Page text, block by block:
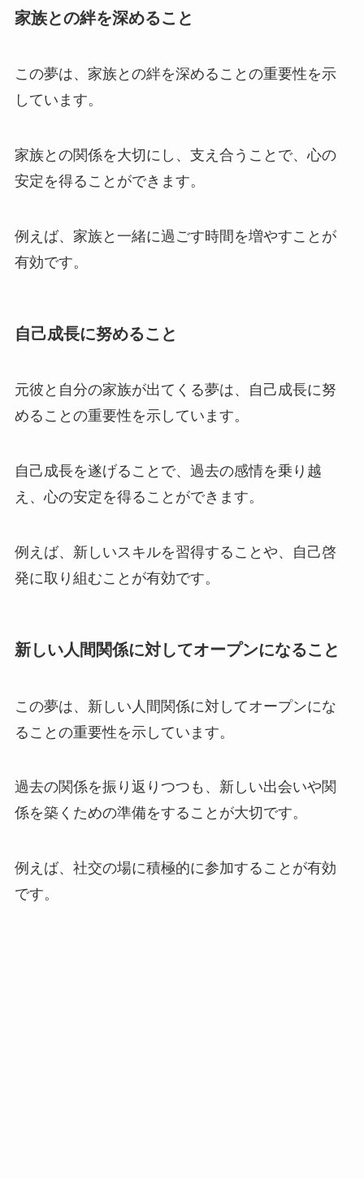
家族との絆を深めること
この夢は、家族との絆を深めることの重要性を示
しています。
家族との関係を大切にし、支え合うことで、心の
安定を得ることができます。
例えば、家族と一緒に過ごす時間を増やすことが
有効です。
自己成長に努めること
元彼と自分の家族が出てくる夢は、自己成長に努
めることの重要性を示しています。
自己成長を遂げることで、過去の感情を乗り越
え、心の安定を得ることができます。
例えば、新しいスキルを習得することや、自己啓
発に取り組むことが有効です。
新しい人間関係に対してオープンになること
この夢は、新しい人間関係に対してオープンにな
ることの重要性を示しています。
過去の関係を振り返りつつも、新しい出会いや関
係を築くための準備をすることが大切です。
例えば、社交の場に積極的に参加することが有効
です。